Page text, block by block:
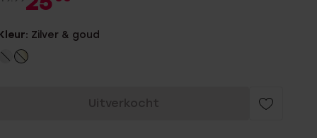
Zilver & goud
Uitverkocht